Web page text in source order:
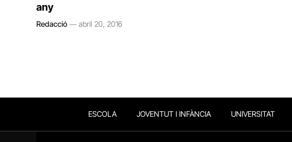
any
Redacció abril 20, 2016
ESCOLA JOVENTUT I INFÀNCIA UNIVERSITAT